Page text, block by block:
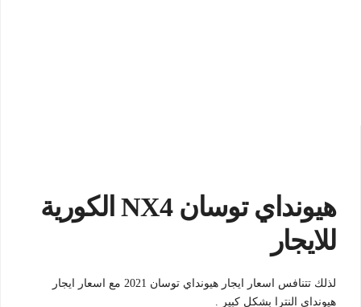
هيونداي توسانNX4 الكورية
للايجار
لذلك تتنافس اسعار ايجار هيونداي توسان 2021 مع اسعار ايجار
هيونداي النترا بشكل كبير .